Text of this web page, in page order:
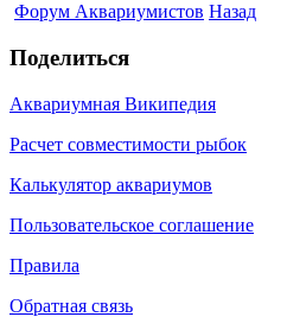
Форум Аквариумистов Назад
Поделиться
Аквариумная Википедия
Расчет совместимости рыбок
Калькулятор аквариумов
Пользовательское соглашение
Правила
Обратная связь